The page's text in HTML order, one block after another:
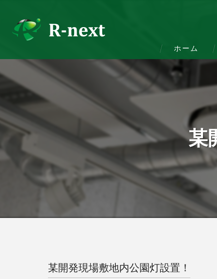
ホーム
某
某開発現場敷地内公園灯設置！